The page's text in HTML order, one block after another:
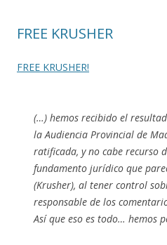
FREE KRUSHER
FREE KRUSHER!
(…) hemos recibido el
la Audiencia Provincial de
ratificada, y no cabe recurso
fundamento jurídico que
(Krusher), al tener control
responsable de los
Así que eso es todo… hemos